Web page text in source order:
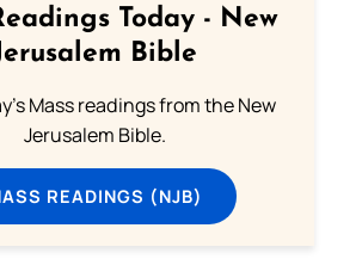
Today - New
Bible
Mass readings from the New
Jerusalem Bible.
READINGS (NJB)